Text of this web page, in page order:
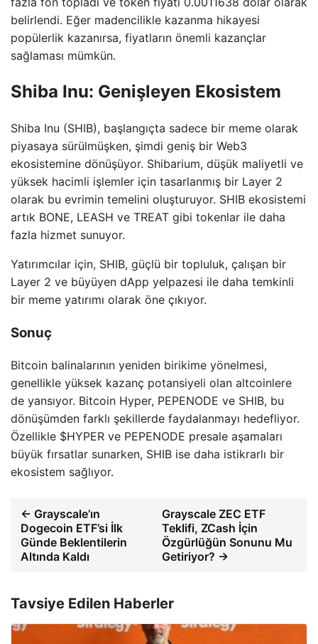
belirlendi. Eğer madencilikle kazanma hikayesi
popülerlik kazanırsa, fiyatların önemli kazançlar
sağlaması mümkün.
Shiba Inu: Genişleyen Ekosistem
Shiba Inu (SHIB), başlangıçta sadece bir meme olarak
piyasaya sürülmüşken, şimdi geniş bir Web3
ekosistemine dönüşüyor. Shibarium, düşük maliyetli ve
yüksek hacimli işlemler için tasarlanmış bir Layer 2
olarak bu evrimin temelini oluşturuyor. SHIB ekosistemi
artık BONE, LEASH ve TREAT gibi tokenlar ile daha
fazla hizmet sunuyor.
Yatırımcılar için, SHIB, güçlü bir topluluk, çalışan bir
Layer 2 ve büyüyen dApp yelpazesi ile daha temkinli
bir meme yatırımı olarak öne çıkıyor.
Sonuç
Bitcoin balinalarının yeniden birikime yönelmesi,
genellikle yüksek kazanç potansiyeli olan altcoinlere
de yansıyor. Bitcoin Hyper, PEPENODE ve SHIB, bu
dönüşümden farklı şekillerde faydalanmayı hedefliyor.
Özellikle $HYPER ve PEPENODE presale aşamaları
büyük fırsatlar sunarken, SHIB ise daha istikrarlı bir
ekosistem sağlıyor.
← Grayscale’ın
Dogecoin ETF’si İlk
Günde Beklentilerin
Altında Kaldı
Grayscale ZEC ETF
Teklifi, ZCash İçin
Özgürlüğün Sonunu Mu
Getiriyor? →
Tavsiye Edilen Haberler